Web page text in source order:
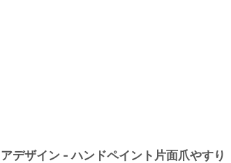
デザイン - ハンドペイント片面爪やすり